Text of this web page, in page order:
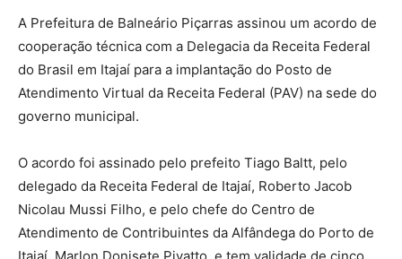
A Prefeitura de Balneário Piçarras assinou um acordo de
cooperação técnica com a Delegacia da Receita Federal
do Brasil em Itajaí para a implantação do Posto de
Atendimento Virtual da Receita Federal (PAV) na sede do
governo municipal.
O acordo foi assinado pelo prefeito Tiago Baltt, pelo
delegado da Receita Federal de Itajaí, Roberto Jacob
Nicolau Mussi Filho, e pelo chefe do Centro de
Atendimento de Contribuintes da Alfândega do Porto de
Itajaí, Marlon Donisete Pivatto, e tem validade de cinco